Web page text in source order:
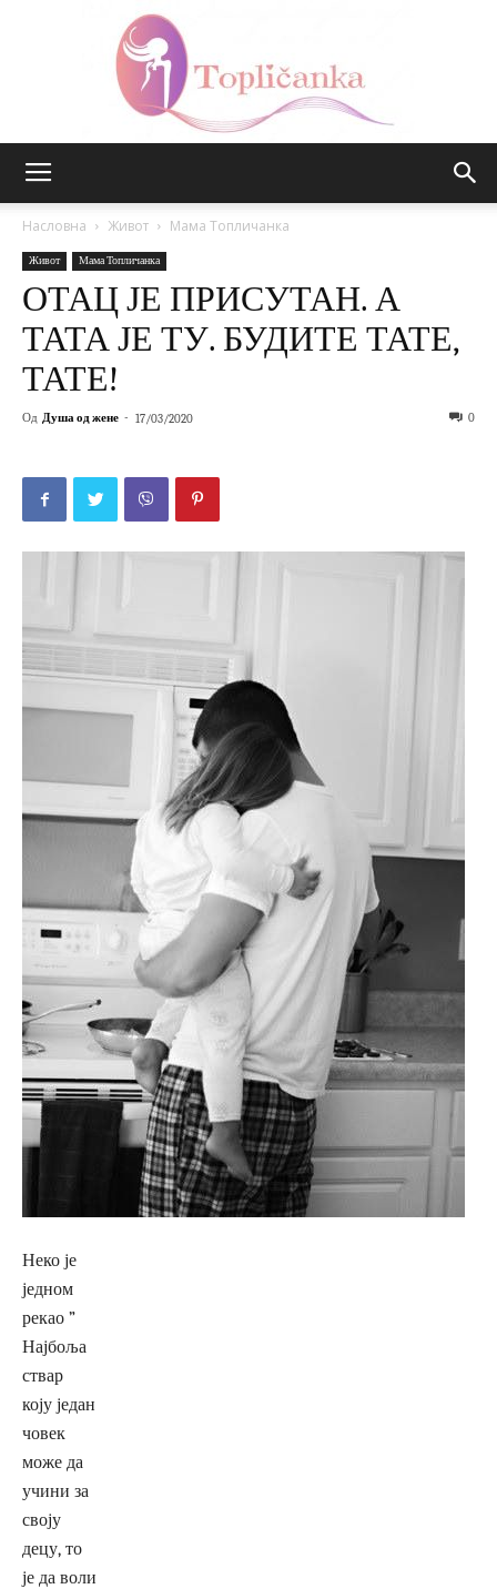
Насловна Живот Мама Топличанка
Живот Мама Топличанка
ОТАЦ ЈЕ ПРИСУТАН. А
ТАТА ЈЕ ТУ. БУДИТЕ ТАТЕ,
ТАТЕ!
Од Душа од жене - 17/03/2020 0
Неко је
једном
рекао ”
Најбоља
ствар
коју један
човек
може да
учини за
своју
децу, то
је да воли